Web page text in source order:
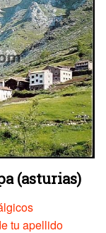
(asturias)
tu apellido